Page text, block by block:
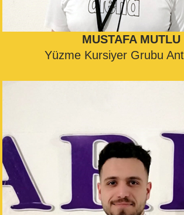
MUSTAFA MUTLU
Yüzme Kursiyer Grubu